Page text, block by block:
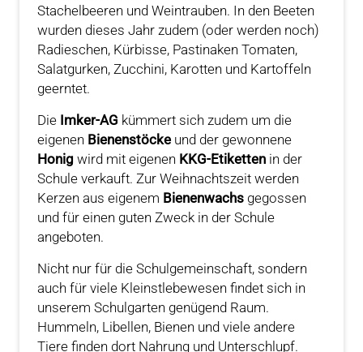
Stachelbeeren und Weintrauben. In den Beeten
wurden dieses Jahr zudem (oder werden noch)
Radieschen, Kürbisse, Pastinaken Tomaten,
Salatgurken, Zucchini, Karotten und Kartoffeln
geerntet.
Die Imker-AG kümmert sich zudem um die
eigenen Bienenstöckeund der gewonnene
Honig wird mit eigenen KKG-Etikettenin der
Schule verkauft. Zur Weihnachtszeit werden
Kerzen aus eigenem Bienenwachsgegossen
und für einen guten Zweck in der Schule
angeboten.
Nicht nur für die Schulgemeinschaft, sondern
auch für viele Kleinstlebewesen findet sich in
unserem Schulgarten genügend Raum.
Hummeln, Libellen, Bienen und viele andere
Tiere finden dort Nahrung und Unterschlupf.